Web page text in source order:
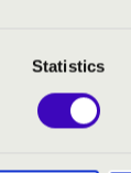
Statistics